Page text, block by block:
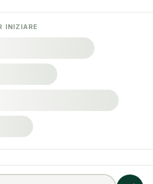
INIZIARE